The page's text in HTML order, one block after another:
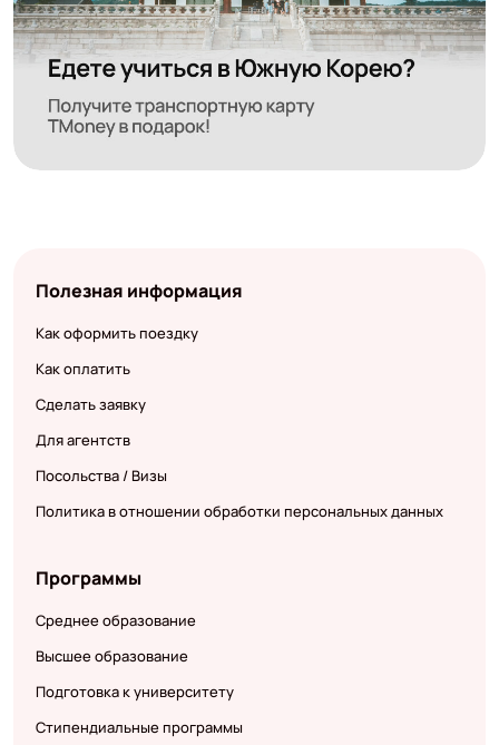
Полезная информация
Как оформить поездку
Как оплатить
Сделать заявку
Для агентств
Посольства / Визы
Политика в отношении обработки персональных данных
Программы
Среднее образование
Высшее образование
Подготовка к университету
Стипендиальные программы